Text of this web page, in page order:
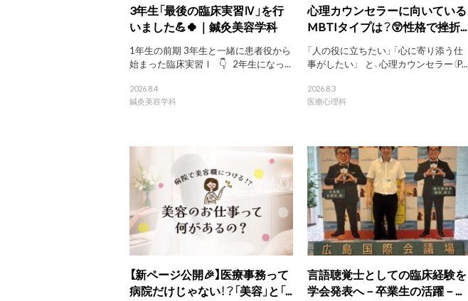
3年生「最後の臨床実習Ⅳ」を行
いました💪🍀｜鍼灸美容学科
1年生の前期 3年生と一緒に患者役から
始まった臨床実習Ⅰ 👇 2年生になっ...
2026.8.4
鍼灸美容学科
心理カウンセラーに向いている
MBTIタイプは？😲性格で挫折...
「人の役に立ちたい」 「心に寄り添う仕
事がしたい」 と、心理カウンセラー（P...
2026.8.3
医療心理科
【新ページ公開🎉】医療事務って
病院だけじゃない！？「美容」と「...
言語聴覚士としての臨床経験を
学会発表へ－卒業生の活躍－...